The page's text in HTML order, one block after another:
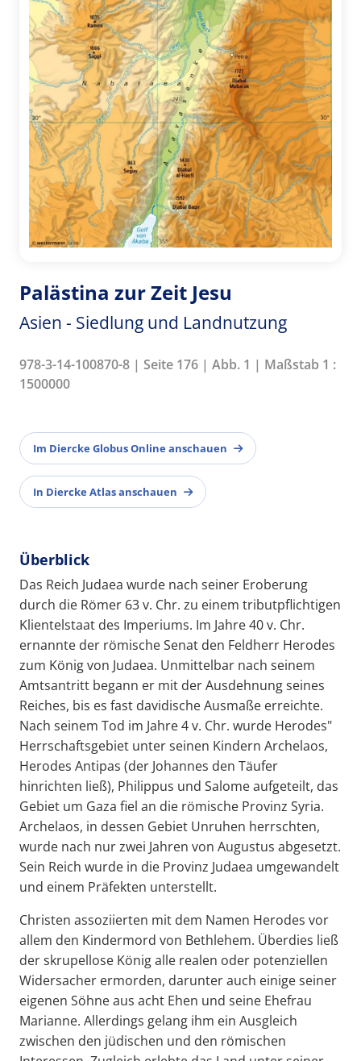
Palästina zur Zeit Jesu
Asien - Siedlung und Landnutzung
978-3-14-100870-8 | Seite 176 | Abb. 1 | Maßstab 1 :
1500000
Im Diercke Globus Online anschauen
In Diercke Atlas anschauen
Überblick
Das Reich Judaea wurde nach seiner Eroberung
durch die Römer 63 v. Chr. zu einem tributpflichtigen
Klientelstaat des Imperiums. Im Jahre 40 v. Chr.
ernannte der römische Senat den Feldherr Herodes
zum König von Judaea. Unmittelbar nach seinem
Amtsantritt begann er mit der Ausdehnung seines
Reiches, bis es fast davidische Ausmaße erreichte.
Nach seinem Tod im Jahre 4 v. Chr. wurde Herodes"
Herrschaftsgebiet unter seinen Kindern Archelaos,
Herodes Antipas (der Johannes den Täufer
hinrichten ließ), Philippus und Salome aufgeteilt, das
Gebiet um Gaza fiel an die römische Provinz Syria.
Archelaos, in dessen Gebiet Unruhen herrschten,
wurde nach nur zwei Jahren von Augustus abgesetzt.
Sein Reich wurde in die Provinz Judaea umgewandelt
und einem Präfekten unterstellt.
Christen assoziierten mit dem Namen Herodes vor
allem den Kindermord von Bethlehem. Überdies ließ
der skrupellose König alle realen oder potenziellen
Widersacher ermorden, darunter auch einige seiner
eigenen Söhne aus acht Ehen und seine Ehefrau
Marianne. Allerdings gelang ihm ein Ausgleich
zwischen den jüdischen und den römischen